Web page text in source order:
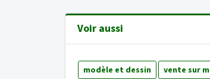
Voir aussi
modèle et dessin vente sur